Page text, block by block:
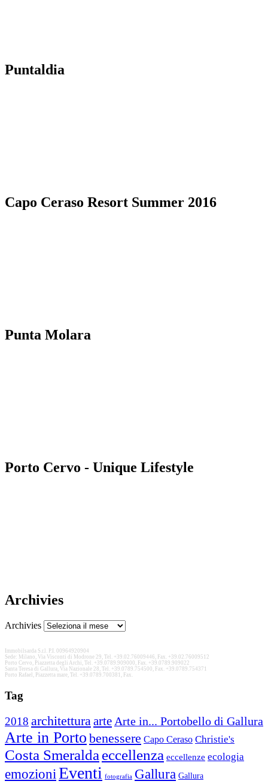
Puntaldia
Capo Ceraso Resort Summer 2016
Punta Molara
Porto Cervo - Unique Lifestyle
Archivies
Archivies
Immobilsarda S.r.l. P.I. 00964920904
Sede: Milano, Via Visconti di Modrone 29, Tel. +39.02.76009446, Fax. +39.02.76009512
Porto Cervo, Piazzetta degli Archi, Tel. +39.0789.909000, Fax. +39.0789.909022
Santa Teresa di Gallura, Via Nazionale 28, Tel. +39.0789.754500, Fax. +39.0789.754371
Porto Rafael, Piazzetta mare, Tel. +39.0789.700381, Fax.
Tag
2018 architetturaarteArte in... Portobello di Gallura
Arte in Porto benessere Capo Ceraso Christie's
Costa Smeralda eccellenza eccellenze ecologia
emozioniEventi fotografia Gallura Gallura